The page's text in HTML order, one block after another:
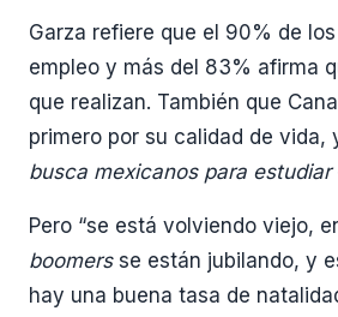
Garza refiere que el 90% de
empleo y más del 83% afirma
que realizan. También que
primero por su calidad de vida,
busca mexicanos para estudiar
Pero “se está volviendo viejo,
boomersse están jubilando, y
hay una buena tasa de